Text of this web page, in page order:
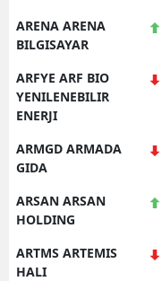
ARENA ARENA
BILGISAYAR
ARFYE ARF BIO
YENILENEBILIR
ENERJI
ARMGD ARMADA
GIDA
ARSAN ARSAN
HOLDING
ARTMS ARTEMIS
HALI